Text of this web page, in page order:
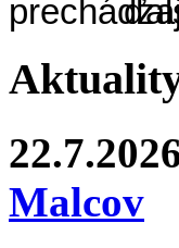
Malcov